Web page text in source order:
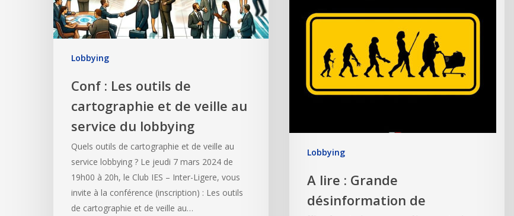
Lobbying
Conf : Les outils de
cartographie et de veille au
service du lobbying
Quels outils de cartographie et de veille au
service lobbying ? Le jeudi 7 mars 2024 de
19h00 à 20h, le Club IES – Inter-Ligere, vous
invite à la conférence (inscription) : Les outils
de cartographie et de veille au…
Lobbying
A lire : Grande
désinformation de